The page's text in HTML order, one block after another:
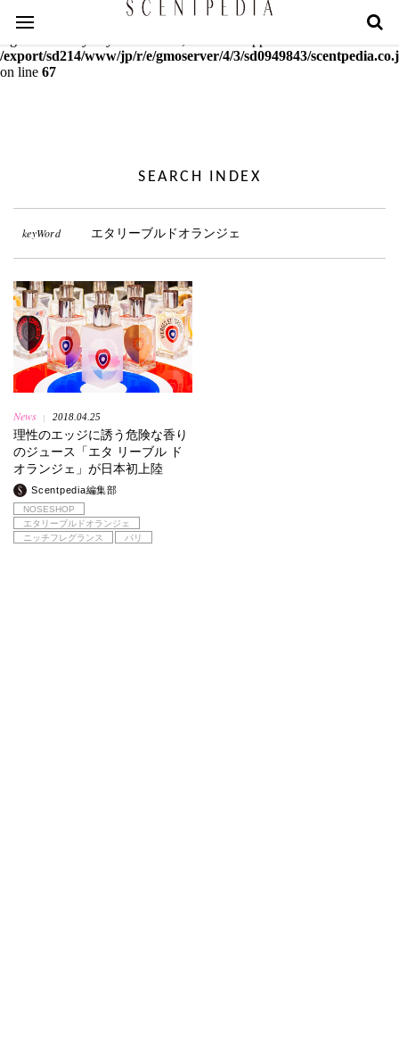
Warning
: mcrypt_decrypt(): Key of size 18 not supported by this
/export/sd214/www/jp/r/e/gmoserver/4/3/sd0949843/
on line 67
SEARCH INDEX
keyWord エタリーブルドオランジェ
News 2018.04.25
理性のエッジに誘う危険な香り
のジュース「エタ リーブル ド
オランジェ」が日本初上陸
Scentpedia編集部
NOSESHOP
エタリーブルドオランジェ
ニッチフレグランス
パリ